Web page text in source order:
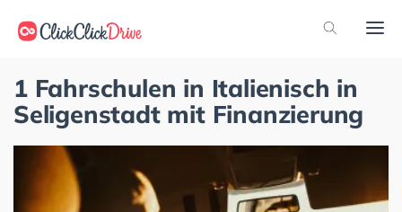
1 Fahrschulen in Italienisch in
Seligenstadt mit Finanzierung